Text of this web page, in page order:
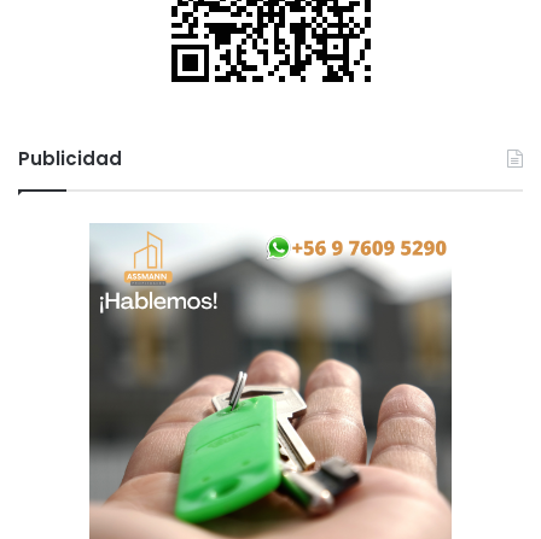
Publicidad